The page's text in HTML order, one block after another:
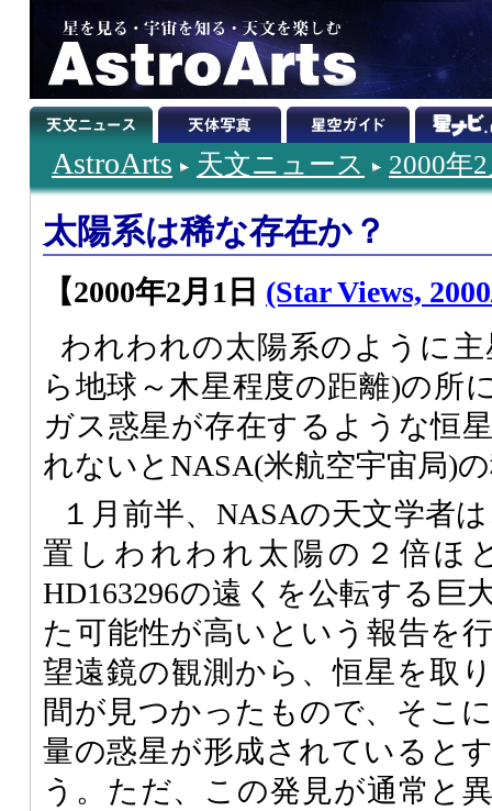
AstroArts 天文ニュース 2000年
太陽系は稀な存在か？
【2000年2月1日 (Star Views,
われわれの太陽系のように
ら地球～木星程度の距離)の所
ガス惑星が存在するような恒
れないとNASA(米航空宇宙局)
１月前半、NASAの天文学者
置しわれわれ太陽の２倍ほ
HD163296の遠くを公転する巨
た可能性が高いという報告を
望遠鏡の観測から、恒星を取
間が見つかったもので、そこ
量の惑星が形成されていると
う。ただ、この発見が通常と